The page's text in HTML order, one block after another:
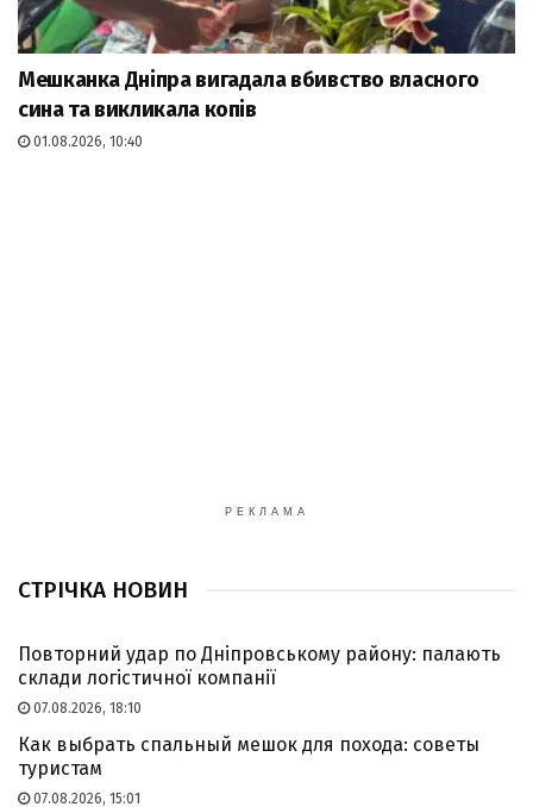
Мешканка Дніпра вигадала вбивство власного
сина та викликала копів
01.08.2026, 10:40
РЕКЛАМА
СТРІЧКА НОВИН
Повторний удар по Дніпровському району: палають
склади логістичної компанії
07.08.2026, 18:10
Как выбрать спальный мешок для похода: советы
туристам
07.08.2026, 15:01